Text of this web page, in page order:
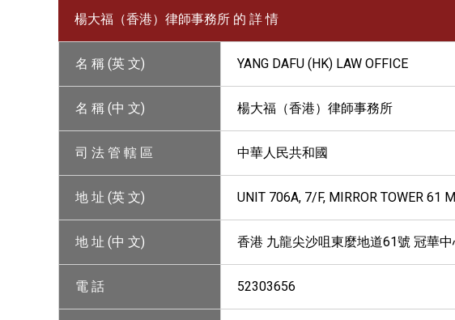
楊大福（香港）律師事務所 的 詳 情
名 稱 (英 文) YANG DAFU (HK) LAW OFFICE
名 稱 (中 文) 楊大福（香港）律師事務所
司 法 管 轄 區 中華人民共和國
地 址 (英 文) UNIT 706A, 7/F, MIRROR TOWER 61
地 址 (中 文) 香港 九龍尖沙咀東麼地道61號 冠華
電 話 52303656